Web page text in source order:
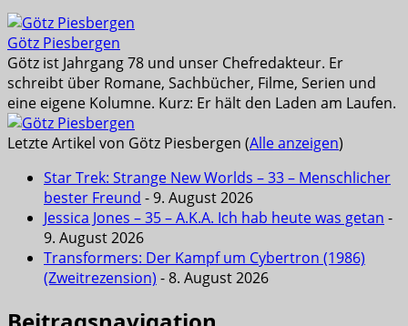
Götz Piesbergen
Götz ist Jahrgang 78 und unser Chefredakteur. Er
schreibt über Romane, Sachbücher, Filme, Serien und
eine eigene Kolumne. Kurz: Er hält den Laden am Laufen.
Letzte Artikel von Götz Piesbergen (Alle anzeigen)
Star Trek: Strange New Worlds – 33 – Menschlicher
bester Freund - 9. August 2026
Jessica Jones – 35 – A.K.A. Ich hab heute was getan -
9. August 2026
Transformers: Der Kampf um Cybertron (1986)
(Zweitrezension) - 8. August 2026